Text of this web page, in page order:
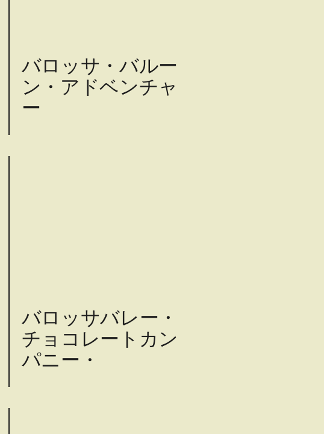
バロッサ・バルー
ン・アドベンチャ
ー
バロッサバレー・
チョコレートカン
パニー・